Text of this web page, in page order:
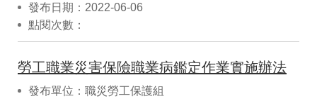
發布日期：2022-06-06
點閱次數：
勞工職業災害保險職業病鑑定作業實施辦法
發布單位：職災勞工保護組